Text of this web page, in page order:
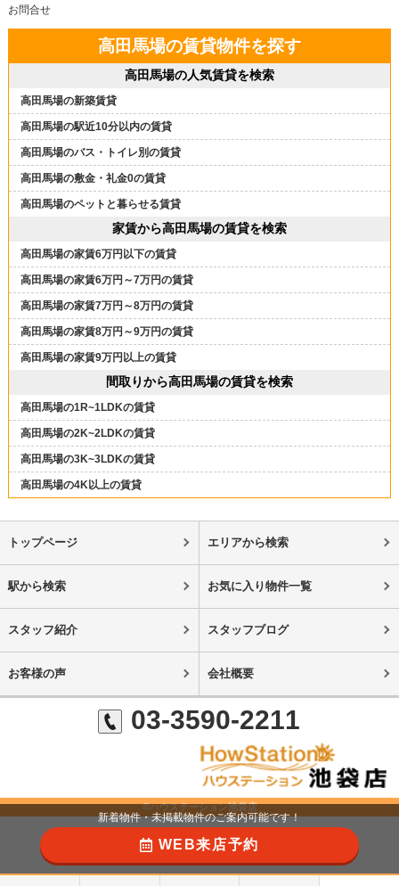
お問合せ
高田馬場の賃貸物件を探す
高田馬場の人気賃貸を検索
高田馬場の新築賃貸
高田馬場の駅近10分以内の賃貸
高田馬場のバス・トイレ別の賃貸
高田馬場の敷金・礼金0の賃貸
高田馬場のペットと暮らせる賃貸
家賃から高田馬場の賃貸を検索
高田馬場の家賃6万円以下の賃貸
高田馬場の家賃6万円～7万円の賃貸
高田馬場の家賃7万円～8万円の賃貸
高田馬場の家賃8万円～9万円の賃貸
高田馬場の家賃9万円以上の賃貸
間取りから高田馬場の賃貸を検索
高田馬場の1R~1LDKの賃貸
高田馬場の2K~2LDKの賃貸
高田馬場の3K~3LDKの賃貸
高田馬場の4K以上の賃貸
トップページ エリアから検索
駅から検索 お気に入り物件一覧
スタッフ紹介 スタッフブログ
お客様の声 会社概要
03-3590-2211
©ハウステーション池袋店
新着物件・未掲載物件のご案内可能です！
WEB来店予約